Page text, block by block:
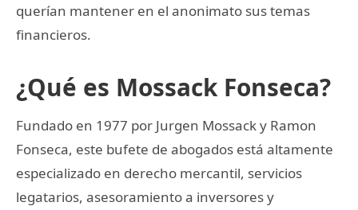
querían mantener en el anonimato sus temas
financieros.
¿Qué es Mossack Fonseca?
Fundado en 1977 por Jurgen Mossack y Ramon
Fonseca, este bufete de abogados está altamente
especializado en derecho mercantil, servicios
legatarios, asesoramiento a inversores y